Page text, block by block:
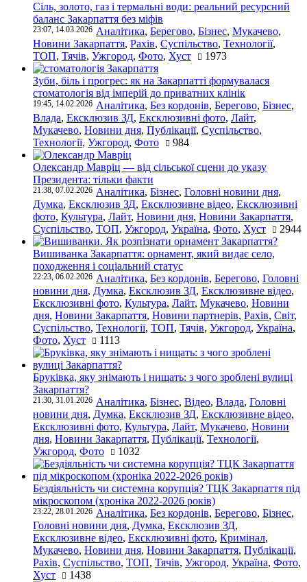
Сіль, золото, газ і термальні води: реальний ресурсний
баланс Закарпаття без міфів
23:07, 14.03.2026 Аналітика, Берегово, Бізнес, Мукачево,
Новини Закарпаття, Рахів, Суспільство, Технології,
ТОП, Тячів, Ужгород, Фото, Хуст 1973
Зуби, біль і прогрес: як на Закарпатті формувалася
стоматологія від імперій до приватних клінік
19:45, 14.02.2026 Аналітика, Без кордонів, Берегово, Бізнес,
Влада, Ексклюзив ЗД, Ексклюзивні фото, Лайт,
Мукачево, Новини дня, Публікації, Суспільство,
Технології, Ужгород, Фото 984
Олександр Мавріц — від сільської сцени до указу
Президента: тільки факти
21:38, 07.02.2026 Аналітика, Бізнес, Головні новини дня,
Думка, Ексклюзив ЗД, Ексклюзивне відео, Ексклюзивні
фото, Культура, Лайт, Новини дня, Новини Закарпаття,
Суспільство, ТОП, Ужгород, Україна, Фото, Хуст 2944
Вишиванка Закарпаття: орнамент, який видає село,
походження і соціальний статус
22:23, 06.02.2026 Аналітика, Без кордонів, Берегово, Головні
новини дня, Думка, Ексклюзив ЗД, Ексклюзивне відео,
Ексклюзивні фото, Культура, Лайт, Мукачево, Новини
дня, Новини Закарпаття, Новини партнерів, Рахів, Світ,
Суспільство, Технології, ТОП, Тячів, Ужгород, Україна,
Фото, Хуст 1113
Бруківка, яку знімають і нищать: з чого зроблені вулиці
Закарпаття?
21:30, 31.01.2026 Аналітика, Бізнес, Відео, Влада, Головні
новини дня, Думка, Ексклюзив ЗД, Ексклюзивне відео,
Ексклюзивні фото, Культура, Лайт, Мукачево, Новини
дня, Новини Закарпаття, Публікації, Технології,
Ужгород, Фото 1032
Бездіяльність чи системна корупція? ТЦК Закарпаття під
мікроскопом (хроніка 2022-2026 років)
23:22, 28.01.2026 Аналітика, Без кордонів, Берегово, Бізнес,
Головні новини дня, Думка, Ексклюзив ЗД,
Ексклюзивне відео, Ексклюзивні фото, Кримінал,
Мукачево, Новини дня, Новини Закарпаття, Публікації,
Рахів, Суспільство, ТОП, Тячів, Ужгород, Україна, Фото,
Хуст
1438